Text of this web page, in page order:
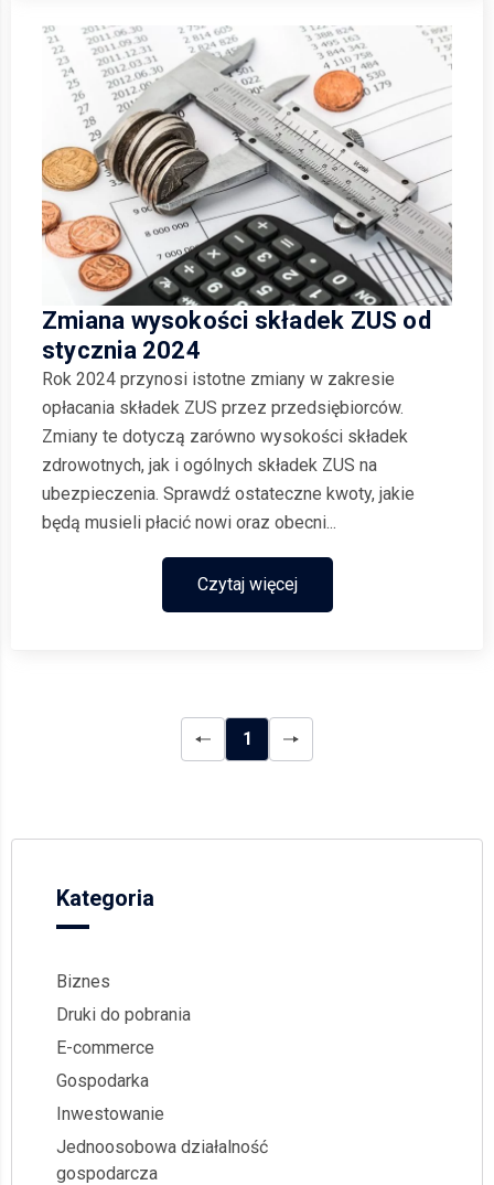
Zmiana wysokości składek ZUS od
stycznia 2024
Rok 2024 przynosi istotne zmiany w zakresie
opłacania składek ZUS przez przedsiębiorców.
Zmiany te dotyczą zarówno wysokości składek
zdrowotnych, jak i ogólnych składek ZUS na
ubezpieczenia. Sprawdź ostateczne kwoty, jakie
będą musieli płacić nowi oraz obecni...
Czytaj więcej
1
Kategoria
Biznes
Druki do pobrania
E-commerce
Gospodarka
Inwestowanie
Jednoosobowa działalność
gospodarcza